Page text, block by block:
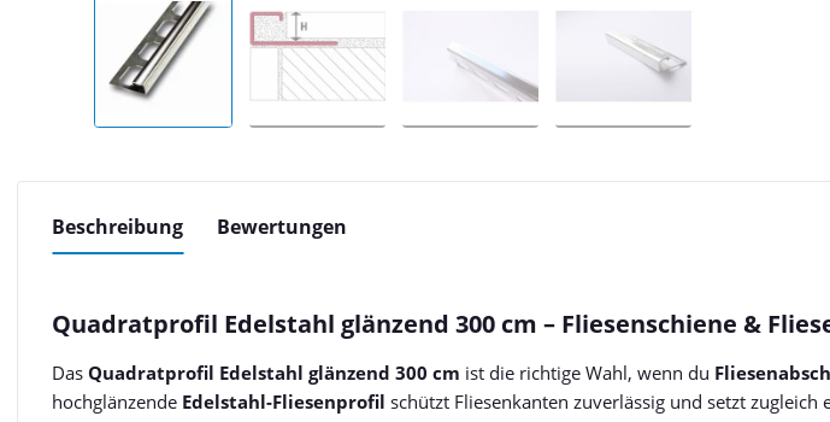
Beschreibung Bewertungen
Quadratprofil Edelstahl glänzend 300 cm – Fliesenschiene &
Das Quadratprofil Edelstahl glänzend 300 cm ist die richtige Wahl, wenn du
hochglänzende Edelstahl-Fliesenprofil schützt Fliesenkanten zuverlässig und setzt